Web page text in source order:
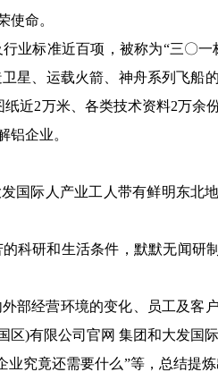
使命。
业标准近百项，被称为“三〇一
星、运载火箭、神舟系列飞船
近2万米、各类技术资料2万余
铝企业。
国际人产业工人带有鲜明东北
科研和生活条件，默默无闻研
部经营环境的变化、员工及客
)有限公司官网 集团和大发国
究竟还需要什么”等，总结提炼